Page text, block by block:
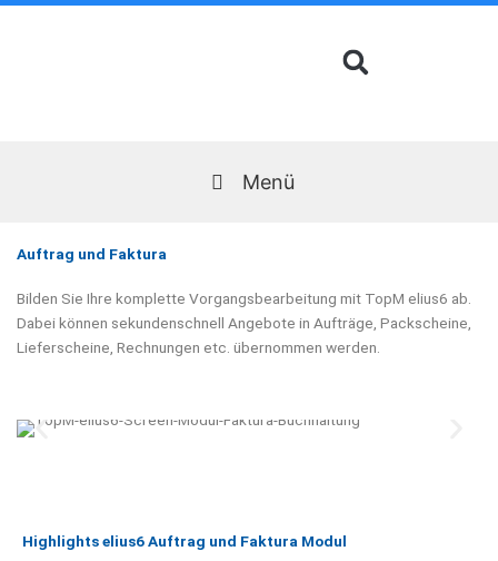
Zum
Menü
Auftrag und Faktura
Bilden Sie Ihre komplette Vorgangsbearbeitung mit TopM elius6 ab.
Dabei können sekundenschnell Angebote in Aufträge, Packscheine,
Lieferscheine, Rechnungen etc. übernommen werden.
Highlights elius6 Auftrag und Faktura Modul